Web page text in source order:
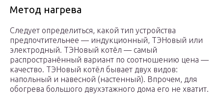
Метод нагрева
Следует определиться, какой тип устройства
предпочтительнее — индукционный, ТЭНовый или
электродный. ТЭНовый котёл — самый
распространённый вариант по соотношению цена —
качество. ТЭНовый котёл бывает двух видов:
напольный и навесной (настенный). Впрочем, для
обогрева большого двухэтажного дома его не хватит.